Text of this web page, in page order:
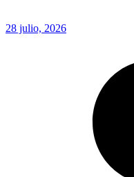
28 julio, 2026